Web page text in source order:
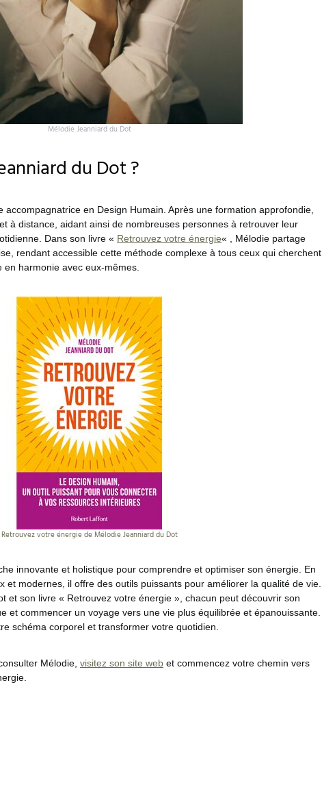
Mélodie Jeanniard du Dot
du Dot ?
accompagnatrice en Design Humain. Après une formation approfondie,
à distance, aidant ainsi de nombreuses personnes à retrouver leur
Dans son livre « Retrouvez votre énergie« , Mélodie partage
rendant accessible cette méthode complexe à tous ceux qui cherchent
harmonie avec eux-mêmes.
Retrouvez votre énergie de Mélodie Jeanniard du Dot
innovante et holistique pour comprendre et optimiser son énergie. En
et modernes, il offre des outils puissants pour améliorer la qualité de vie.
et son livre « Retrouvez votre énergie », chacun peut découvrir son
et commencer un voyage vers une vie plus équilibrée et épanouissante.
schéma corporel et transformer votre quotidien.
Mélodie, visitez son site web et commencez votre chemin vers